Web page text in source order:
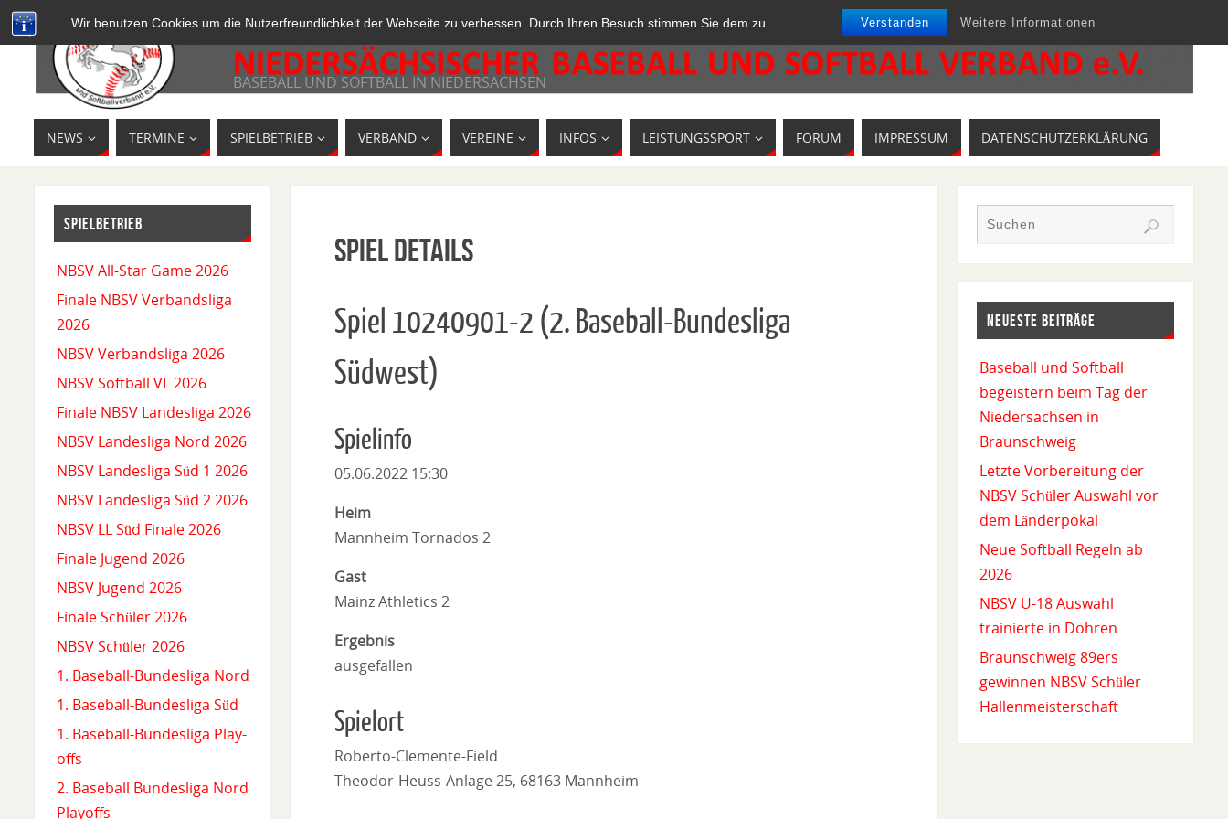
Wir benutzen Cookies um die Nutzerfreundlichkeit der Webseite zu verbessen. Durch Ihren Besuch stimmen Sie dem zu. Verstanden Weitere Informationen
BASEBALL UND SOFTBALL IN NIEDERSACHSEN
NEWS TERMINE SPIELBETRIEB VERBAND VEREINE INFOS LEISTUNGSSPORT FORUM IMPRESSUM DATENSCHUTZERKLÄRUNG
Spiel Details
Spiel 10240901-2 (2. Baseball-Bundesliga
Südwest)
Spielinfo
05.06.2022 15:30
Heim
Mannheim Tornados 2
Gast
Mainz Athletics 2
Ergebnis
ausgefallen
Spielort
Roberto-Clemente-Field
Theodor-Heuss-Anlage 25, 68163 Mannheim
SPIELBETRIEB
NBSV All-Star Game 2026
Finale NBSV Verbandsliga
2026
NBSV Verbandsliga 2026
NBSV Softball VL 2026
Finale NBSV Landesliga 2026
NBSV Landesliga Nord 2026
NBSV Landesliga Süd 1 2026
NBSV Landesliga Süd 2 2026
NBSV LL Süd Finale 2026
Finale Jugend 2026
NBSV Jugend 2026
Finale Schüler 2026
NBSV Schüler 2026
1. Baseball-Bundesliga Nord
1. Baseball-Bundesliga Süd
1. Baseball-Bundesliga Play-
offs
2. Baseball Bundesliga Nord
Playoffs
NEUESTE BEITRÄGE
Baseball und Softball
begeistern beim Tag der
Niedersachsen in
Braunschweig
Letzte Vorbereitung der
NBSV Schüler Auswahl vor
dem Länderpokal
Neue Softball Regeln ab
2026
NBSV U-18 Auswahl
trainierte in Dohren
Braunschweig 89ers
gewinnen NBSV Schüler
Hallenmeisterschaft